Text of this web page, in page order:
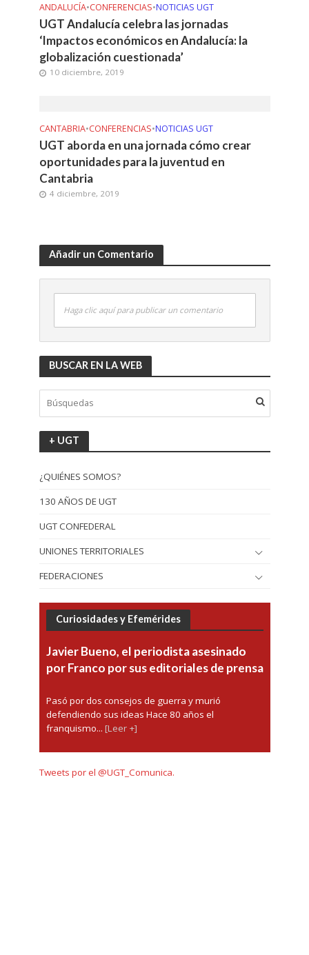
ANDALUCÍA•CONFERENCIAS•NOTICIAS UGT
UGT Andalucía celebra las jornadas
‘Impactos económicos en Andalucía: la
globalización cuestionada’
10 diciembre, 2019
CANTABRIA•CONFERENCIAS•NOTICIAS UGT
UGT aborda en una jornada cómo crear
oportunidades para la juventud en
Cantabria
4 diciembre, 2019
Añadir un Comentario
Haga clic aquí para publicar un comentario
BUSCAR EN LA WEB
+ UGT
¿QUIÉNES SOMOS?
130 AÑOS DE UGT
UGT CONFEDERAL
UNIONES TERRITORIALES
FEDERACIONES
Curiosidades y Efemérides
Javier Bueno, el periodista asesinado
por Franco por sus editoriales de prensa
Pasó por dos consejos de guerra y murió
defendiendo sus ideas Hace 80 años el
franquismo... [Leer +]
Tweets por el @UGT_Comunica.